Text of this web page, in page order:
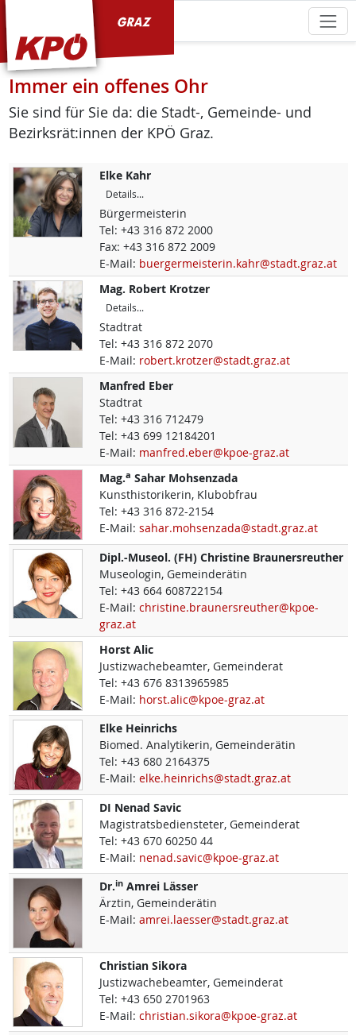
Immer ein offenes Ohr
Sie sind für Sie da: die Stadt-, Gemeinde- und
Bezirksrät:innen der KPÖ Graz.
Elke Kahr
Details...
Bürgermeisterin
Tel: +43 316 872 2000
Fax: +43 316 872 2009
E-Mail: buergermeisterin.kahr@stadt.graz.at
Mag. Robert Krotzer
Details...
Stadtrat
Tel: +43 316 872 2070
E-Mail: robert.krotzer@stadt.graz.at
Manfred Eber
Stadtrat
Tel: +43 316 712479
Tel: +43 699 12184201
E-Mail: manfred.eber@kpoe-graz.at
Mag.a Sahar Mohsenzada
Kunsthistorikerin, Klubobfrau
Tel: +43 316 872-2154
E-Mail: sahar.mohsenzada@stadt.graz.at
Dipl.-Museol. (FH) Christine Braunersreuther
Museologin, Gemeinderätin
Tel: +43 664 608722154
E-Mail: christine.braunersreuther@kpoe-
graz.at
Horst Alic
Justizwachebeamter, Gemeinderat
Tel: +43 676 8313965985
E-Mail: horst.alic@kpoe-graz.at
Elke Heinrichs
Biomed. Analytikerin, Gemeinderätin
Tel: +43 680 2164375
E-Mail: elke.heinrichs@stadt.graz.at
DI Nenad Savic
Magistratsbediensteter, Gemeinderat
Tel: +43 670 60250 44
E-Mail: nenad.savic@kpoe-graz.at
Dr.in Amrei Lässer
Ärztin, Gemeinderätin
E-Mail: amrei.laesser@stadt.graz.at
Christian Sikora
Justizwachebeamter, Gemeinderat
Tel: +43 650 2701963
E-Mail: christian.sikora@kpoe-graz.at